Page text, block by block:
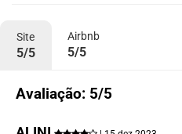
Site
5/5
Airbnb
5/5
Avaliação: 5/5